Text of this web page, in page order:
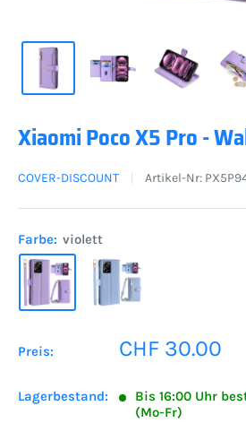
Xiaomi Poco X5 Pro -
COVER-DISCOUNT Artikel-Nr:
Farbe: violett
Preis: Sonderpreis
CHF 30.00
Lagerbestand:
Bis 16:00 Uhr
(Mo-Fr)